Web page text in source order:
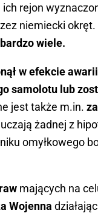
rejon
niemiecki okręt.
wiele.
w efekcie
samolotu lub
jest także m.in.
żadnej z
omyłkowego
mających na
Wojenna